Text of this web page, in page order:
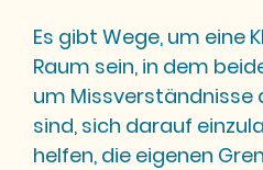
Es gibt Wege, um eine
Raum sein, in dem
um Missverständnisse
sind, sich darauf
helfen, die eigenen